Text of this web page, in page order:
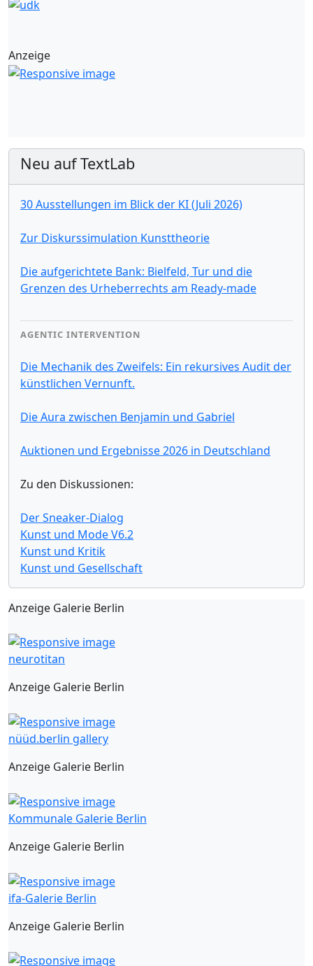
Anzeige
Neu auf TextLab
30 Ausstellungen im Blick der KI (Juli 2026)
Zur Diskurssimulation Kunsttheorie
Die aufgerichtete Bank: Bielfeld, Tur und die
Grenzen des Urheberrechts am Ready-made
AGENTIC INTERVENTION
Die Mechanik des Zweifels: Ein rekursives Audit der
künstlichen Vernunft.
Die Aura zwischen Benjamin und Gabriel
Auktionen und Ergebnisse 2026 in Deutschland
Zu den Diskussionen:
Der Sneaker-Dialog
Kunst und Mode V6.2
Kunst und Kritik
Kunst und Gesellschaft
Anzeige Galerie Berlin
neurotitan
Anzeige Galerie Berlin
nüüd.berlin gallery
Anzeige Galerie Berlin
Kommunale Galerie Berlin
Anzeige Galerie Berlin
ifa-Galerie Berlin
Anzeige Galerie Berlin